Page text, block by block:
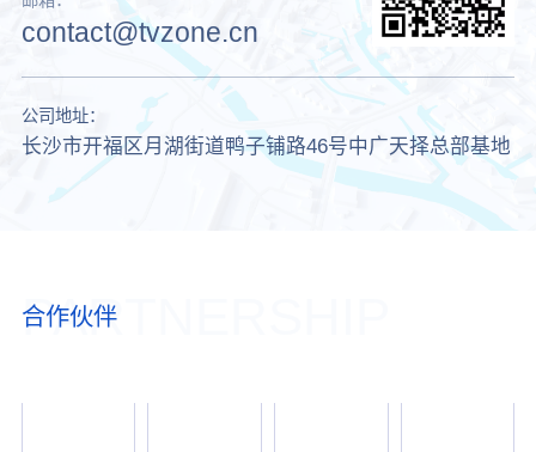
contact@tvzone.cn
公司地址：
长沙市开福区月湖街道鸭子铺路46号中广天择总部基地
PARTNERSHIP
合作伙伴